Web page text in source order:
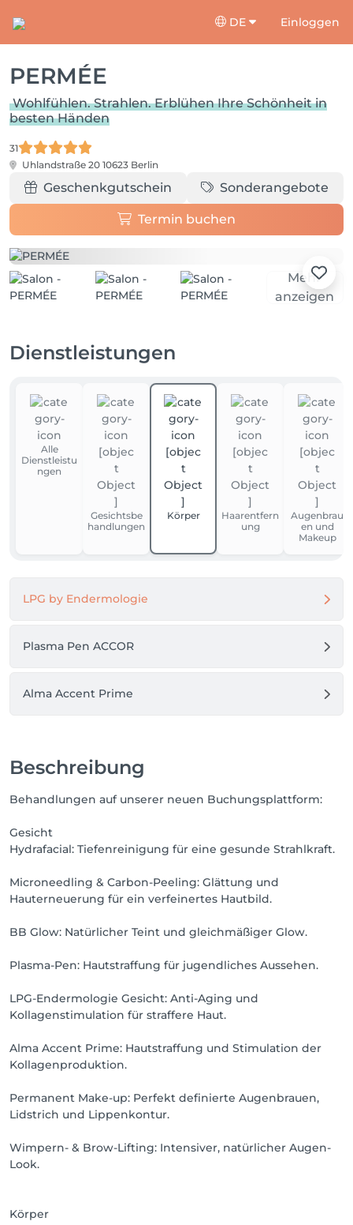
DE Einloggen
PERMÉE
Wohlfühlen. Strahlen. Erblühen Ihre Schönheit in
besten Händen
31
Uhlandstraße 20 10623 Berlin
Geschenkgutschein Sonderangebote
Termin buchen
Mehr
anzeigen
Dienstleistungen
Alle
Dienstleistu
ngen
Gesichtsbe
handlungen
Körper
Haarentfern
ung
Augenbrau
en und
Makeup
LPG by Endermologie
Plasma Pen ACCOR
Alma Accent Prime
Beschreibung
Behandlungen auf unserer neuen Buchungsplattform:
Gesicht
Hydrafacial: Tiefenreinigung für eine gesunde Strahlkraft.
Microneedling & Carbon-Peeling: Glättung und
Hauterneuerung für ein verfeinertes Hautbild.
BB Glow: Natürlicher Teint und gleichmäßiger Glow.
Plasma-Pen: Hautstraffung für jugendliches Aussehen.
LPG-Endermologie Gesicht: Anti-Aging und
Kollagenstimulation für straffere Haut.
Alma Accent Prime: Hautstraffung und Stimulation der
Kollagenproduktion.
Permanent Make-up: Perfekt definierte Augenbrauen,
Lidstrich und Lippenkontur.
Wimpern- & Brow-Lifting: Intensiver, natürlicher Augen-
Look.
Körper